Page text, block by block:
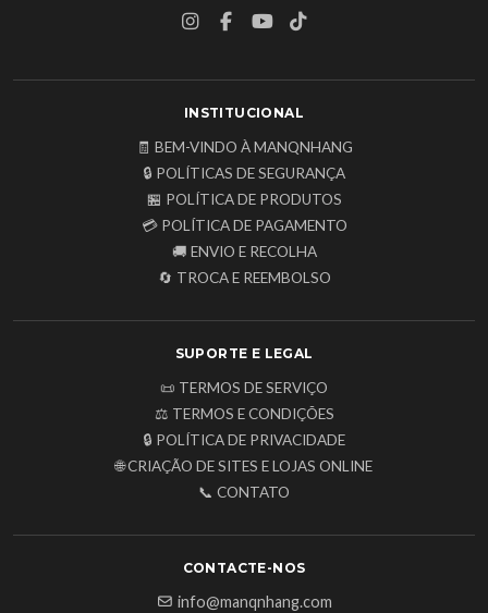
INSTITUCIONAL
🧾 BEM-VINDO À MANQNHANG
🔒 POLÍTICAS DE SEGURANÇA
🏪 POLÍTICA DE PRODUTOS
💳 POLÍTICA DE PAGAMENTO
🚚 ENVIO E RECOLHA
🔄 TROCA E REEMBOLSO
SUPORTE E LEGAL
📜 TERMOS DE SERVIÇO
⚖️ TERMOS E CONDIÇÕES
🔒 POLÍTICA DE PRIVACIDADE
🌐 CRIAÇÃO DE SITES E LOJAS ONLINE
📞 CONTATO
CONTACTE-NOS
info@manqnhang.com